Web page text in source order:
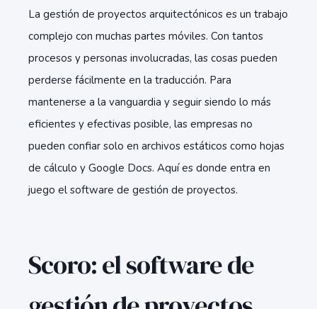
La gestión de proyectos arquitectónicos es un trabajo
complejo con muchas partes móviles. Con tantos
procesos y personas involucradas, las cosas pueden
perderse fácilmente en la traducción. Para
mantenerse a la vanguardia y seguir siendo lo más
eficientes y efectivas posible, las empresas no
pueden confiar solo en archivos estáticos como hojas
de cálculo y Google Docs. Aquí es donde entra en
juego el software de gestión de proyectos.
Scoro: el software de